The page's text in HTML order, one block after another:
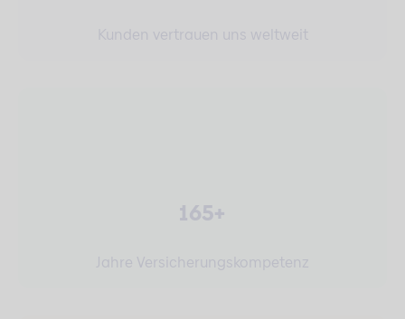
Kunden vertrauen uns weltweit
165+
Jahre Versicherungskompetenz